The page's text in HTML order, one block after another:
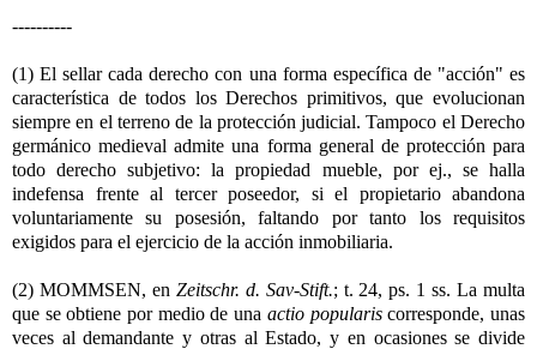
----------
(1) El sellar cada derecho con una forma específica de "acción" es
característica de todos los Derechos primitivos, que evolucionan
siempre en el terreno de la protección judicial. Tampoco el Derecho
germánico medieval admite una forma general de protección para
todo derecho subjetivo: la propiedad mueble, por ej., se halla
indefensa frente al tercer poseedor, si el propietario abandona
voluntariamente su posesión, faltando por tanto los requisitos
exigidos para el ejercicio de la acción inmobiliaria.
(2) MOMMSEN, en Zeitschr. d. Sav-Stift.; t. 24, ps. 1 ss. La multa
que se obtiene por medio de una actio populariscorresponde, unas
veces al demandante y otras al Estado, y en ocasiones se divide